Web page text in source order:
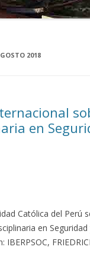
2018
en
Católica del Perú
en
IBERPSOC,